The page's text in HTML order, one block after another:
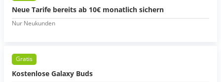
Neue Tarife bereits ab 10€ monatlich sichern
Nur Neukunden
Gratis
Kostenlose Galaxy Buds